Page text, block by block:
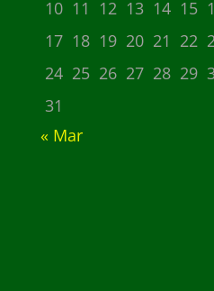
10 11 12 13 14 15
17 18 19 20 21 22
24 25 26 27 28 29
31
« Mar